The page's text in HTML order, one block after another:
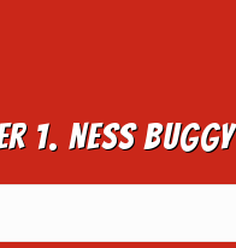
1. NESS BUGGY